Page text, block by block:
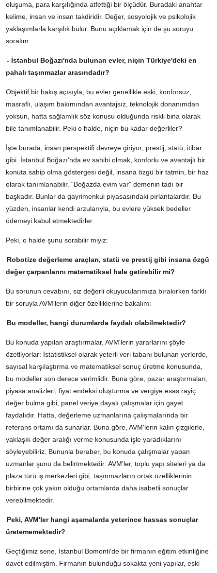
oluşuma, para karşılığında atfettiği bir ölçüdür. Buradaki anahtar
kelime, insan ve insan takdiridir. Değer, sosyolojik ve psikolojik
yaklaşımlarla karşılık bulur. Bunu açıklamak için de şu soruyu
soralım:
- İstanbul Boğazı'nda bulunan evler, niçin Türkiye'deki en
pahalı taşınmazlar arasındadır?
Objektif bir bakış açısıyla; bu evler genellikle eski, konforsuz,
masraflı, ulaşım bakımından avantajsız, teknolojik donanımdan
yoksun, hatta sağlamlık söz konusu olduğunda riskli bina olarak
bile tanımlanabilir. Peki o halde, niçin bu kadar değerliler?
İşte burada, insan perspektifi devreye giriyor; prestij, statü, itibar
gibi. İstanbul Boğazı'nda ev sahibi olmak, konforlu ve avantajlı bir
konuta sahip olma göstergesi değil, insana özgü bir tatmin, bir haz
olarak tanımlanabilir. “Boğazda evim var” demenin tadı bir
başkadır. Bunlar da gayrimenkul piyasasındaki pırlantalardır. Bu
yüzden, insanlar kendi arzularıyla, bu evlere yüksek bedeller
ödemeyi kabul etmektedirler.
Peki, o halde şunu sorabilir miyiz:
Robotize değerleme araçları, statü ve prestij gibi insana özgü
değer çarpanlarını matematiksel hale getirebilir mi?
Bu sorunun cevabını, siz değerli okuyucularımıza bırakırken farklı
bir soruyla AVM'lerin diğer özelliklerine bakalım:
Bu modeller, hangi durumlarda faydalı olabilmektedir?
Bu konuda yapılan araştırmalar, AVM'lerin yararlarını şöyle
özetliyorlar: İstatistiksel olarak yeterli veri tabanı bulunan yerlerde,
sayısal karşılaştırma ve matematiksel sonuç üretme konusunda,
bu modeller son derece verimlidir. Buna göre, pazar araştırmaları,
piyasa analizleri, fiyat endeksi oluşturma ve vergiye esas rayiç
değer bulma gibi, panel veriye dayalı çalışmalar için gayet
faydalıdır. Hatta, değerleme uzmanlarına çalışmalarında bir
referans ortamı da sunarlar. Buna göre, AVM'lerin kalın çizgilerle,
yaklaşık değer aralığı verme konusunda işle yaradıklarını
söyleyebiliriz. Bununla beraber, bu konuda çalışmalar yapan
uzmanlar şunu da belirtmektedir: AVM'ler, toplu yapı siteleri ya da
plaza türü iş merkezleri gibi, taşınmazların ortak özelliklerinin
birbirine çok yakın olduğu ortamlarda daha isabetli sonuçlar
verebilmektedir.
Peki, AVM'ler hangi aşamalarda yeterince hassas sonuçlar
üretememektedir?
Geçtiğimiz sene, İstanbul Bomonti'de bir firmanın eğitim etkinliğine
davet edilmiştim. Firmanın bulunduğu sokakta yeni yapılar, eski